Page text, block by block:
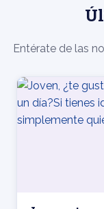
Entérate de las